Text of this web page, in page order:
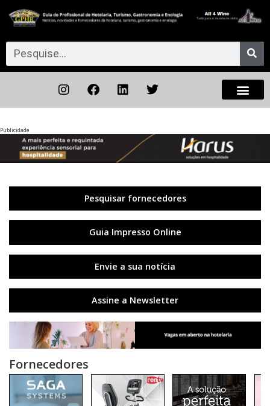
Publicidade
Pesquisar fornecedores
Guia Impresso Online
Envie a sua notícia
Assine a Newsletter
Fornecedores